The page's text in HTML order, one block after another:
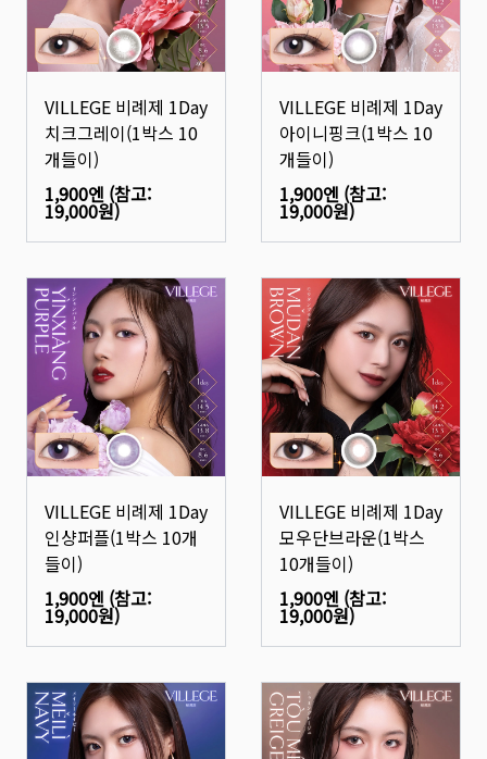
VILLEGE 비례제 1Day
치크그레이(1박스 10
개들이)
1,900엔 (참고:
19,000원)
VILLEGE 비례제 1Day
아이니핑크(1박스 10
개들이)
1,900엔 (참고:
19,000원)
VILLEGE 비례제 1Day
인샹퍼플(1박스 10개
들이)
1,900엔 (참고:
19,000원)
VILLEGE 비례제 1Day
모우단브라운(1박스
10개들이)
1,900엔 (참고:
19,000원)